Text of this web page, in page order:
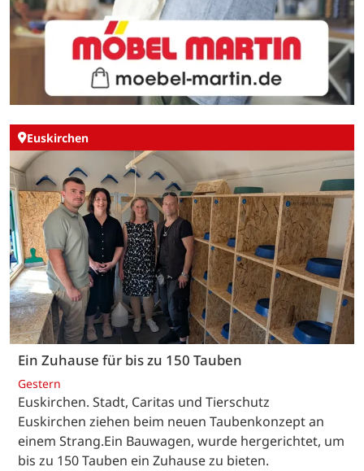
Euskirchen
Ein Zuhause für bis zu 150 Tauben
Gestern
Euskirchen. Stadt, Caritas und Tierschutz
Euskirchen ziehen beim neuen Taubenkonzept an
einem Strang.Ein Bauwagen, wurde hergerichtet, um
bis zu 150 Tauben ein Zuhause zu bieten.